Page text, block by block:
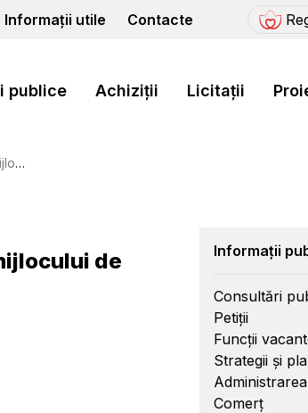
Informații utile Contacte
publice Achiziții Licitații
de
Informații
Consultări
Petiții
Funcții
Strategii și
Comerț